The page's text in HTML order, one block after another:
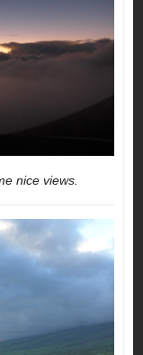
nice views.